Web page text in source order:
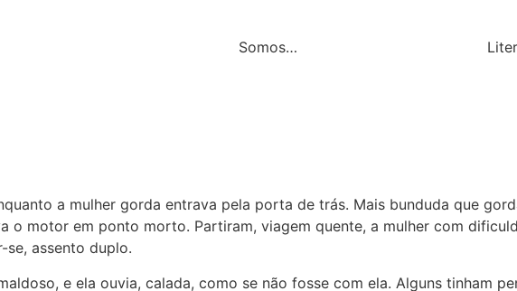
Somos…
a mulher gorda entrava pela porta de trás. Mais bunduda que
o motor em ponto morto. Partiram, viagem quente, a mulher com
se, assento duplo.
e ela ouvia, calada, como se não fosse com ela. Alguns tinham